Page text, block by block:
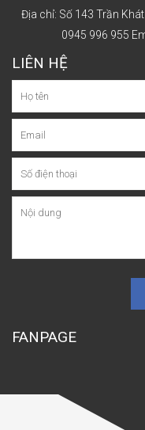
Địa chỉ: Số 143 Trần
0945 996 955
LIÊN HỆ
FANPAGE